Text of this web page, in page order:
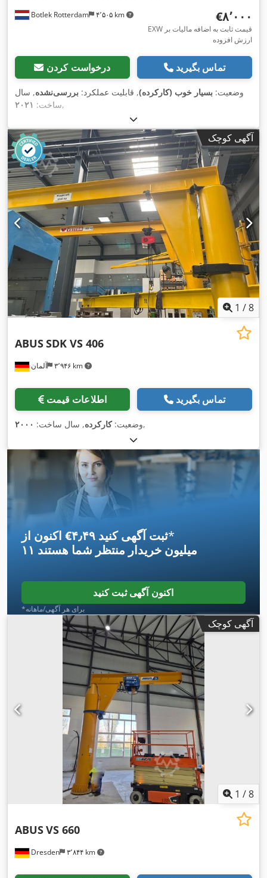
Botlek Rotterdam ۴٬۵۰۵ km ‎€۸٬۰۰۰
EXW قیمت ثابت به اضافه مالیات بر
ارزش افزوده
درخواست کردن تماس بگیرید
وضعیت: بسیار خوب (کارکرده), قابلیت عملکرد: بررسی‌نشده, سال
ساخت: ۲۰۲۱ ,
آگهی کوچک
1 /8
آلمان ۳٬۹۴۶ km
ABUSSDK VS 406
اطلاعات قیمت تماس بگیرید
وضعیت:کارکرده, سال ساخت: ۲۰۰۰ ,
اکنون از ‎€۴٫۴۹ ثبت آگهی کنید*
۱۱ میلیون خریدار منتظر شما هستند
اکنون آگهی ثبت کنید
*برای هر آگهی/ماهانه
آگهی کوچک
1 /8
Dresden ۳٬۸۴۴ km
ABUSVS 660